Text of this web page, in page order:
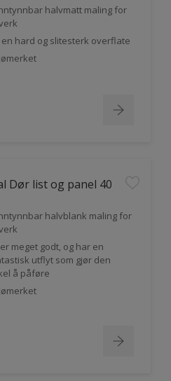
halvmatt maling for
en hard og slitesterk overflate
Dør list og panel 40
halvblank maling for
meget godt, og har en
utflyt som gjør den
å påføre